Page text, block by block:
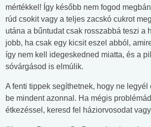
mértékkel! Így később nem fogod
rúd csokit vagy a teljes zacskó cukrot
utána a bűntudat csak rosszabbá teszi a
jobb, ha csak egy kicsit eszel abból,
így nem kell idegeskedned miatta, és a
sóvárgásod is elmúlik.
A fenti tippek segíthetnek, hogy ne legyél
be mindent azonnal. Ha mégis
étkezéssel, keresd fel háziorvosodat